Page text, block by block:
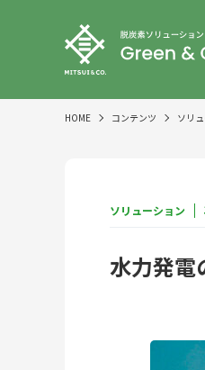
HOME コンテンツ ソリ
ソリューション
水力発電